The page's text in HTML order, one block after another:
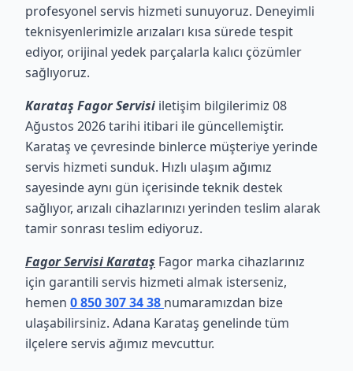
profesyonel servis hizmeti sunuyoruz. Deneyimli
teknisyenlerimizle arızaları kısa sürede tespit
ediyor, orijinal yedek parçalarla kalıcı çözümler
sağlıyoruz.
Karataş Fagor Servisi iletişim bilgilerimiz 08
Ağustos 2026 tarihi itibari ile güncellemiştir.
Karataş ve çevresinde binlerce müşteriye yerinde
servis hizmeti sunduk. Hızlı ulaşım ağımız
sayesinde aynı gün içerisinde teknik destek
sağlıyor, arızalı cihazlarınızı yerinden teslim alarak
tamir sonrası teslim ediyoruz.
Fagor Servisi Karataş Fagor marka cihazlarınız
için garantili servis hizmeti almak isterseniz,
hemen 0 850 307 34 38 numaramızdan bize
ulaşabilirsiniz. Adana Karataş genelinde tüm
ilçelere servis ağımız mevcuttur.